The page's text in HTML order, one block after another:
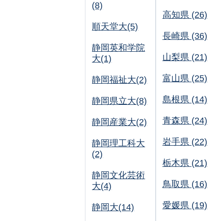
(8)
順天堂大(5)
静岡英和学院
大(1)
静岡福祉大(2)
静岡県立大(8)
静岡産業大(2)
静岡理工科大
(2)
静岡文化芸術
大(4)
静岡大(14)
高知県 (26)
長崎県 (36)
山梨県 (21)
富山県 (25)
島根県 (14)
青森県 (24)
岩手県 (22)
栃木県 (21)
鳥取県 (16)
愛媛県 (19)